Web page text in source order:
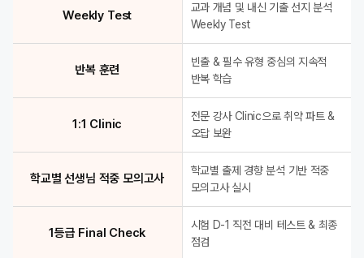
Weekly Test
교과 개념 및 내신 기출 선지 분석
Weekly Test
반복 훈련
빈출 & 필수 유형 중심의 지속적
반복 학습
1:1 Clinic
전문 강사 Clinic으로 취약 파트 &
오답 보완
학교별 선생님 적중 모의고사
학교별 출제 경향 분석 기반 적중
모의고사 실시
1등급 Final Check
시험 D-1 직전 대비 테스트 & 최종
점검